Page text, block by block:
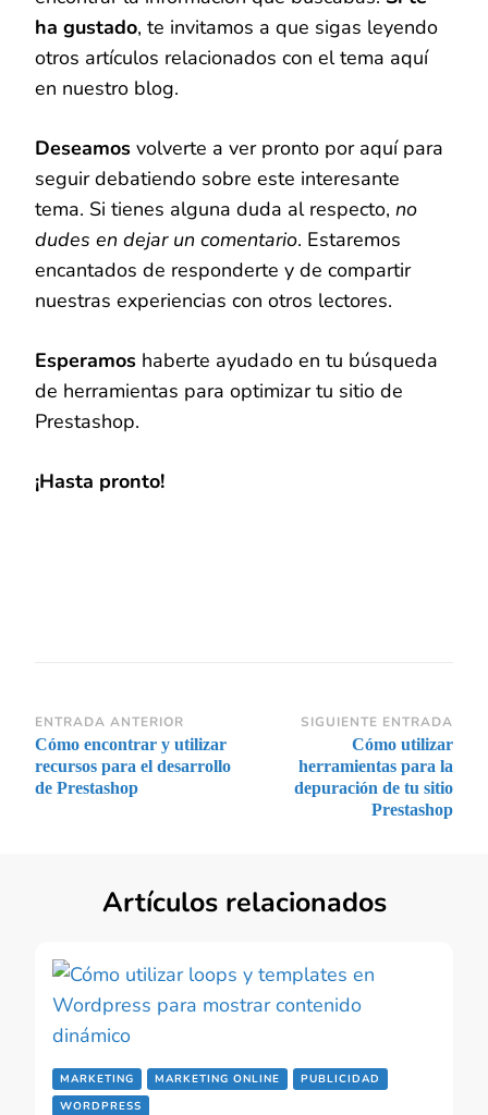
ha gustado, te invitamos a que sigas leyendo
otros artículos relacionados con el tema aquí
en nuestro blog.
Deseamos volverte a ver pronto por aquí para
seguir debatiendo sobre este interesante
tema. Si tienes alguna duda al respecto, no
dudes en dejar un comentario. Estaremos
encantados de responderte y de compartir
nuestras experiencias con otros lectores.
Esperamos haberte ayudado en tu búsqueda
de herramientas para optimizar tu sitio de
Prestashop.
¡Hasta pronto!
Navegación
de
entradas
ENTRADA ANTERIOR
Cómo encontrar y utilizar
recursos para el desarrollo
de Prestashop
SIGUIENTE ENTRADA
Cómo utilizar
herramientas para la
depuración de tu sitio
Prestashop
Artículos relacionados
MARKETING MARKETING ONLINE
PUBLICIDAD
WORDPRESS